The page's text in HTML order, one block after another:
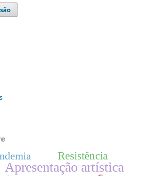
Apresentação artística
Resistência